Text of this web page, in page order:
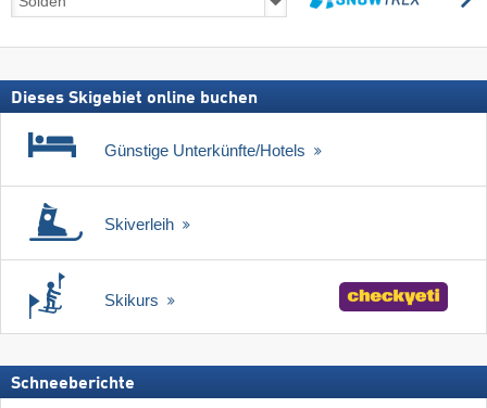
inkl.
Dieses Skigebiet online buchen
Günstige Unterkünfte/Hotels
Skiverleih
Skikurs
Schneeberichte